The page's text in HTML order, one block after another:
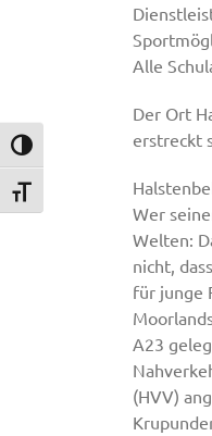
Umschalten auf hohe
Schrift vergrößern
Alle
Der Ort
erstreckt
Wer
Welten:
nicht,
für junge
A23
(HVV)